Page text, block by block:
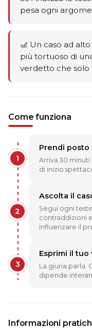
pesa ogni
🎢 Un caso ad
più tortuoso di
verdetto che
Come funziona
1
Prendi posto
Arriva 30
di inizio
2
Ascolta il
Segui ogni
contraddizioni
influenzare il
3
Esprimi il
La giuria parla.
dipende
Informazioni